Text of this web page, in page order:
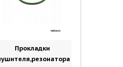
Прокладки